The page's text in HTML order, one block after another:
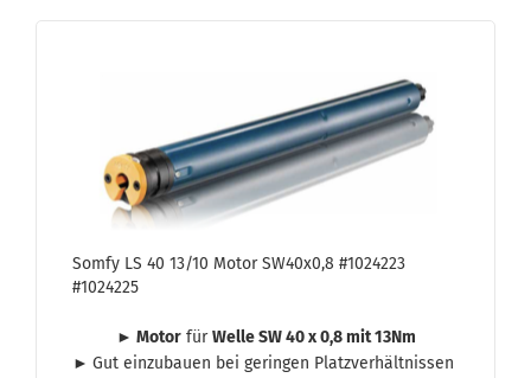
Somfy LS 40 13/10 Motor SW40x0,8 #1024223
#1024225
► MotorfürWelle SW 40 x 0,8 mit 13Nm
► Gut ein­zu­bau­en bei ge­rin­gen Platz­ver­hält­nis­sen